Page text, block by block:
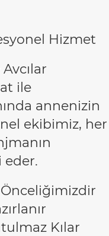
Hizmet
ile
annenizin
ekibimiz, her
Kılar